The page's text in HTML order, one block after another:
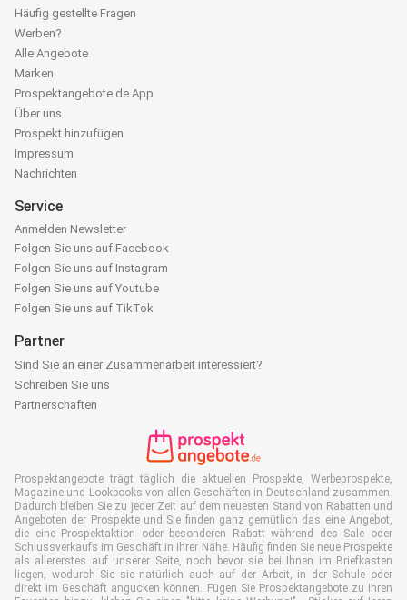
Häufig gestellte Fragen
Werben?
Alle Angebote
Marken
Prospektangebote.de App
Über uns
Prospekt hinzufügen
Impressum
Nachrichten
Service
Anmelden Newsletter
Folgen Sie uns auf Facebook
Folgen Sie uns auf Instagram
Folgen Sie uns auf Youtube
Folgen Sie uns auf TikTok
Partner
Sind Sie an einer Zusammenarbeit interessiert?
Schreiben Sie uns
Partnerschaften
Prospektangebote trägt täglich die aktuellen Prospekte, Werbeprospekte,
Magazine und Lookbooks von allen Geschäften in Deutschland zusammen.
Dadurch bleiben Sie zu jeder Zeit auf dem neuesten Stand von Rabatten und
Angeboten der Prospekte und Sie finden ganz gemütlich das eine Angebot,
die eine Prospektaktion oder besonderen Rabatt während des Sale oder
Schlussverkaufs im Geschäft in Ihrer Nähe. Häufig finden Sie neue Prospekte
als allererstes auf unserer Seite, noch bevor sie bei Ihnen im Briefkasten
liegen, wodurch Sie sie natürlich auch auf der Arbeit, in der Schule oder
direkt im Geschäft angucken können. Fügen Sie Prospektangebote zu Ihren